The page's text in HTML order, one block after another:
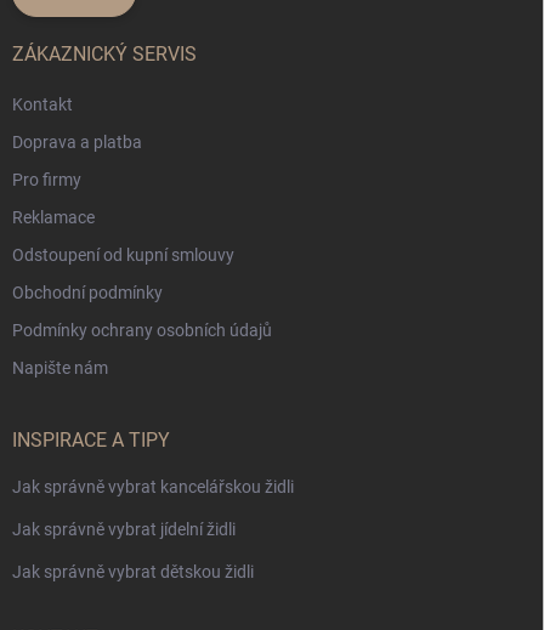
ZÁKAZNICKÝ SERVIS
Kontakt
Doprava a platba
Pro firmy
Reklamace
Odstoupení od kupní smlouvy
Obchodní podmínky
Podmínky ochrany osobních údajů
Napište nám
INSPIRACE A TIPY
Jak správně vybrat kancelářskou židli
Jak správně vybrat jídelní židli
Jak správně vybrat dětskou židli